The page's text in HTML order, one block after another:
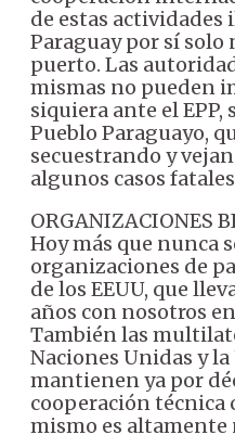
de estas actividades
Paraguay por sí
puerto. Las
mismas no pueden
siquiera ante el EPP,
Pueblo Paraguayo,
secuestrando y
algunos casos
ORGANIZACIONES
Hoy más que nunca
organizaciones de
de los EEUU, que
años con nosotros
También las
Naciones Unidas y
mantienen ya por
cooperación técnica
mismo es altamente